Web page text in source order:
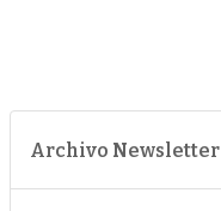
Archivo Newsletter